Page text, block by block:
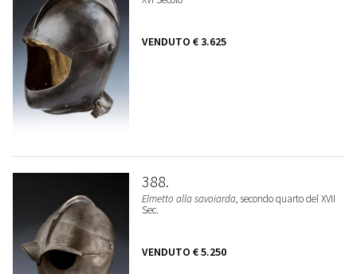
VENDUTO € 3.625
388
Elmetto alla savoiarda, secondo quarto del XVII
Sec.
VENDUTO € 5.250